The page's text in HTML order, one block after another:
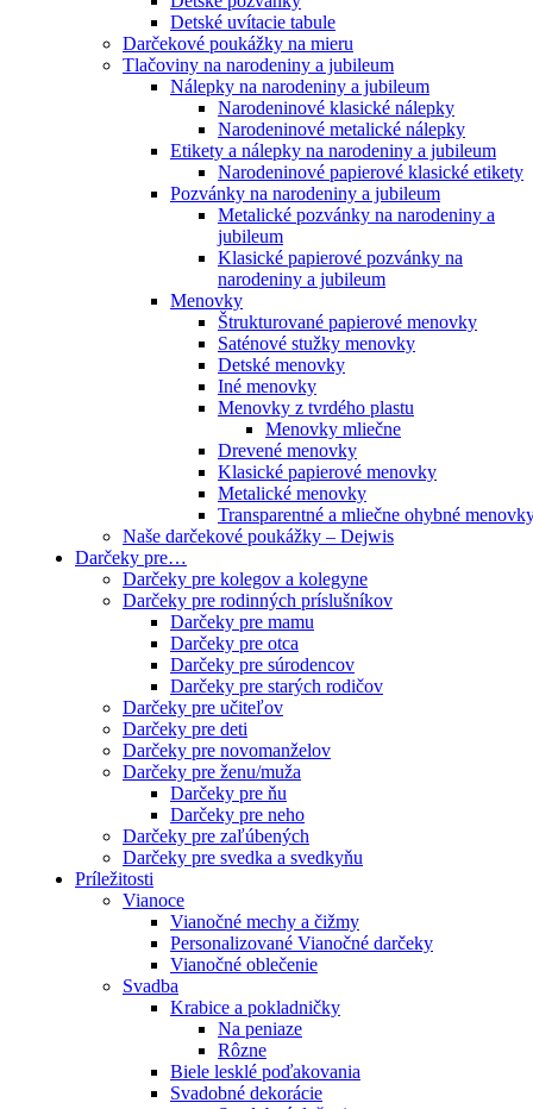
Detské uvítacie tabule
Darčekové poukážky na mieru
Tlačoviny na narodeniny a jubileum
Nálepky na narodeniny a jubileum
Narodeninové klasické nálepky
Narodeninové metalické nálepky
Etikety a nálepky na narodeniny a jubileum
Narodeninové papierové klasické etikety
Pozvánky na narodeniny a jubileum
Metalické pozvánky na narodeniny a
jubileum
Klasické papierové pozvánky na
narodeniny a jubileum
Menovky
Štrukturované papierové menovky
Saténové stužky menovky
Detské menovky
Iné menovky
Menovky z tvrdého plastu
Menovky mliečne
Drevené menovky
Klasické papierové menovky
Metalické menovky
Transparentné a mliečne ohybné
Naše darčekové poukážky – Dejwis
Darčeky pre…
Darčeky pre kolegov a kolegyne
Darčeky pre rodinných príslušníkov
Darčeky pre mamu
Darčeky pre otca
Darčeky pre súrodencov
Darčeky pre starých rodičov
Darčeky pre učiteľov
Darčeky pre deti
Darčeky pre novomanželov
Darčeky pre ženu/muža
Darčeky pre ňu
Darčeky pre neho
Darčeky pre zaľúbených
Darčeky pre svedka a svedkyňu
Príležitosti
Vianoce
Vianočné mechy a čižmy
Personalizované Vianočné darčeky
Vianočné oblečenie
Svadba
Krabice a pokladničky
Na peniaze
Rôzne
Biele lesklé poďakovania
Svadobné dekorácie